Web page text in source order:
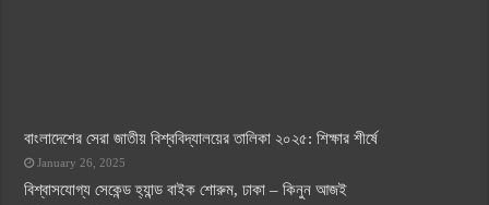
বাংলাদেশের সেরা জাতীয় বিশ্ববিদ্যালয়ের তালিকা ২০২৫: শিক্ষার শীর্ষে
January 26, 2025
বিশ্বাসযোগ্য সেকেন্ড হ্যান্ড বাইক শোরুম, ঢাকা – কিনুন আজই